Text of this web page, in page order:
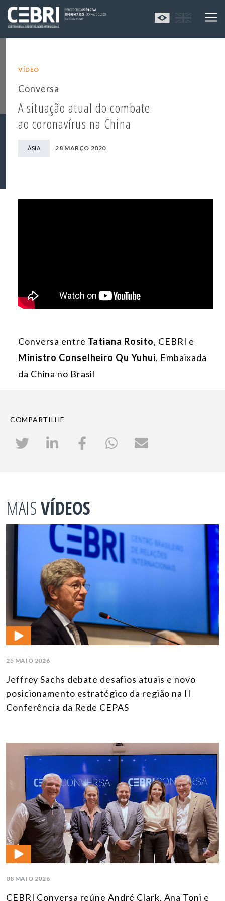
VÍDEO
Conversa
A situação atual do combate
ao coronavírus na China
ÁSIA 28 MARÇO 2020
Conversa entre Tatiana Rosito, CEBRI e
Ministro Conselheiro Qu Yuhui, Embaixada
da China no Brasil
COMPARTILHE
MAISVÍDEOS
25 MAIO 2026
Jeffrey Sachs debate desafios atuais e novo
posicionamento estratégico da região na II
Conferência da Rede CEPAS
08 MAIO 2026
CEBRI Conversa reúne André Clark, Ana Toni e